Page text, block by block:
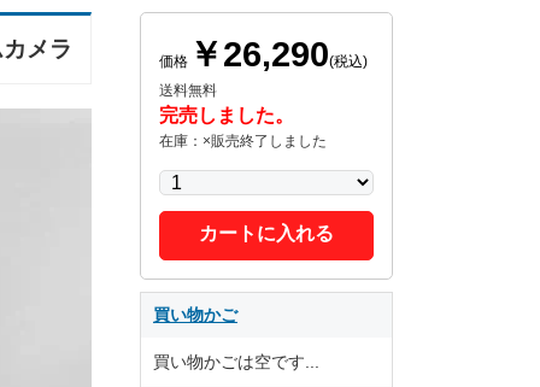
メラ 価格 ￥26,290(税込)
送料無料
完売しました。
在庫：×販売終了しました
カートに入れる
買い物かご
買い物かごは空です...